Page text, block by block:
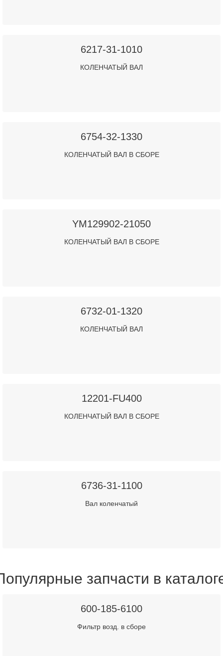
6217-31-1010
КОЛЕНЧАТЫЙ ВАЛ
6754-32-1330
КОЛЕНЧАТЫЙ ВАЛ В СБОРЕ
YM129902-21050
КОЛЕНЧАТЫЙ ВАЛ В СБОРЕ
6732-01-1320
КОЛЕНЧАТЫЙ ВАЛ
12201-FU400
КОЛЕНЧАТЫЙ ВАЛ В СБОРЕ
6736-31-1100
Вал коленчатый
запчасти в
600-185-6100
Фильтр возд. в сборе